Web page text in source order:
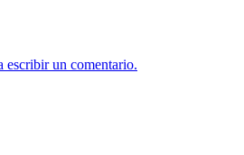
escribir un comentario.